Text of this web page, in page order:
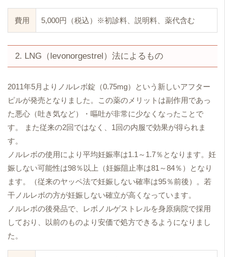
費用 5,000円（税込）※初診料、説明料、薬代含む
2. LNG（levonorgestrel）法によるもの
2011年5月よりノルレボ錠（0.75mg）という新しいアフター
ピルが発売となりました。この薬のメリットは副作用であっ
た悪心（吐き気など）・嘔吐が非常に少なくなったことで
す。 また従来の2回ではなく、1回の内服で効果が得られま
す。
ノルレボの使用により平均妊娠率は1.1～1.7％となります。妊
娠しない可能性は98％以上（妊娠阻止率は81～84％）となり
ます。（従来のヤッペ法で妊娠しない確率は95％前後）。若
干ノルレボの方が妊娠しない確立が高くなっています。
ノルレボの後発品で、レボノルゲストレルを身原病院で採用
しており、以前のものより安価で処方できるようになりまし
た。